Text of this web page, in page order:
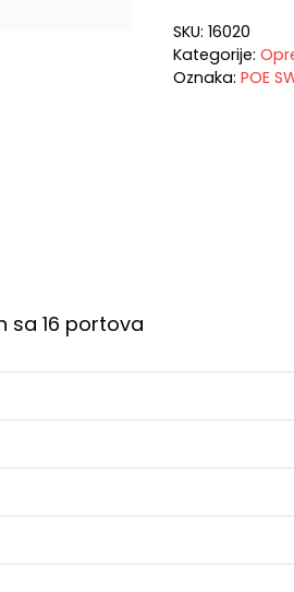
SKU: 16020
Kategorije:
Oznaka: POE
sa 16 portova